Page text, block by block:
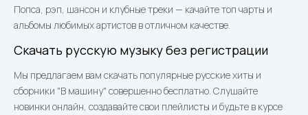
Попса, рэп, шансон и клубные треки — качайте топ чарты и
альбомы любимых артистов в отличном качестве.
Скачать русскую музыку без регистрации
Мы предлагаем вам скачать популярные русские хиты и
сборники "В машину" совершенно бесплатно. Слушайте
новинки онлайн, создавайте свои плейлисты и будьте в курсе